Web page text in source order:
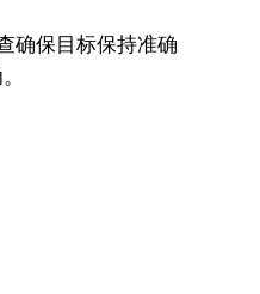
确保目标保持准确